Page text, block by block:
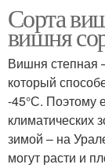
Сорта
вишня
Вишня степная
который
-45°С. Поэтому
климатических
зимой – на
могут расти и